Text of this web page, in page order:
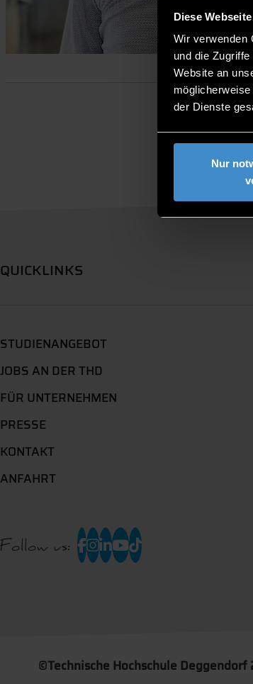
Diese
Wir verwenden
und die
Website an
der Dienste
Nur
QUICKLINKS
STUDIENANGEBOT
JOBS AN DER THD
FÜR UNTERNEHMEN
PRESSE
KONTAKT
ANFAHRT
Follow us:
©Technische Hochschule Deggendorf